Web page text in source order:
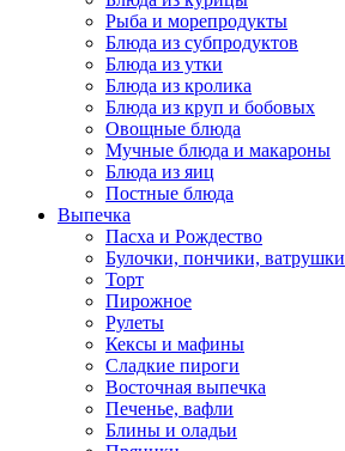
Рыба и морепродукты
Блюда из субпродуктов
Блюда из утки
Блюда из кролика
Блюда из круп и бобовых
Овощные блюда
Мучные блюда и макароны
Блюда из яиц
Постные блюда
Выпечка
Пасха и Рождество
Булочки, пончики, ватрушки
Торт
Пирожное
Рулеты
Кексы и мафины
Сладкие пироги
Восточная выпечка
Печенье, вафли
Блины и оладьи